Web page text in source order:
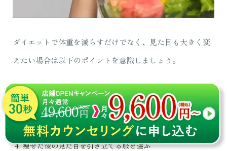
ダイエットで体重を減らすだけでなく、見た目も大きく変
えたい場合は以下のポイントを意識しましょう。
食事の内容を見直す
筋トレと有酸素運動を組み合わせる
姿勢を正す
痩せた後の見た目を引き立てる服を選ぶ